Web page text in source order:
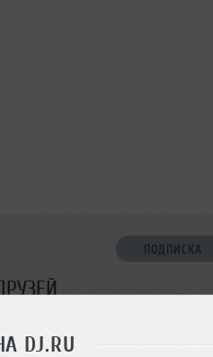
DJ.RU
ПОДПИСКА